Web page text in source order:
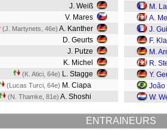
J. Weiß
V. Mares
(J. Martynets, 46e) A. Kanther
D. Geurts
J. Putze
K. Michel
(K. Atici, 64e) L. Stagge
(Lucas Turci, 64e) M. Ciapa
(N. Thamke, 81e) A. Shoshi
M.
A.
J.
F.
M.
R.
Y.
João
W.
ENTRAINEURS